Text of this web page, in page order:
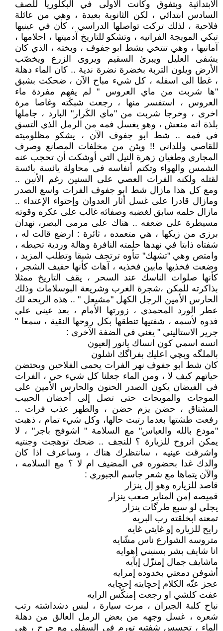
الابتدائية وبتفوق وكانت الأولى في البكلوريا للصف
السادس ابتدائي ، لكن الثانوية بعيدة ، وهي من عائلة
فلاحية ، لذلك تركت تواصلها الدراسي ، كأن في عينيها
تبكي المويجة الفراتيه ، وتشكو للتاريخ آدميتها ، احلامها ،
آمانيها ، وهي تنتخي بشط ابو جفوف ، وبخته ، الذي كان
يشفى العليل ويبرئ السقيم ويروى الزرع ويخصّب
الأرض ويلون التربة بخضرة نضرة ندية .. كان الماء دهلة
، غطا الى اسفله ، كل شيء مباح الآن ، ضحكت بشبق
"ها شربت من ماي العروس " لم يفهم مفردة ماء
العروس ، استفسر منها ، رجعت شبكَته وغاصا مرة
اخرى ، وخرجا شربت من "ماي الكَرار" البارد ، جاملها
بلذة انه منعش ، وهو يغسل فمه من الرمل الذي التسق
في فمه .. شط ابو جفوف الآن ، يشكو مظلوميته
للقاصي وللداني !! ويئن من مخلفات المصانع وصرف
المجاري وطغيان زهرة النيل التي أوشكت أن تحجب عنه
الشمس والهواء وتكتم أنفاسه فى محاولة يائسة بائسة
لقتله ولكنه الفرات العصي على السنين رغم الأنين ..
ومع كل هذا مازال شط ابو جفوف الفرات واسع الصدر
ومازال قادرا على غسل أثار العدوان وإحتواء الإعتداء ..
مازال حلمه سابق لغضبه وصفائه غالب على عكره وقوته
مسيطرة على ضعفه .. هناك على مرمى البصر، نهدان
برزى من زيكها ، هي متعمده ، ثائرة : ارضع قالت له ،
شفتاه ذابتا في نهدها حلمته النافرة وهالة وردية تحيطه ،
وامتص وهي "تشهك" تتأوه ترتجف شبقا وتطلب المزيد ،
وضعت فخذيها مابين فخذيه ، آهات كأنها حفيف الشجر ،
كأنها صلوات الناسك عند السحر ، يقف التاريخ ممثلا
بذاكرته للمكن ،شجرة الغرب وشريعة البوسلامات وذلك
الحارس الأمين الرجل الكهل "مشيعل " .. هذه الريحه لك
عطر الورد المحمدي ، زورتها الأمام ، بعد عيني علي
فدوه لأسمه ، شفتيها تنطقها بكل روحها النقية ، سمعا "
جرير الاستاليني " يغني في الضفة الآخرى :
انسه اسمي كون انساك يانور إلعيون
بالملگه وبچي اعليك بفراگك اشلون
كان شط ابو جفوف نهر الفرات يحمى الفلاحين ويحتضن
حياتهم كيف لا ، ومن الماء جعلنا كل شيء حي ، الفرات
فى الفيضان يكون الصدر الحنون والحارس الأمين على
الموجات والمويجات حتى تصل إلى أحضان الحبيب
المشتاق ، حضن يزم حضن ، والطهر عذب فرات ..
رفعت طشتها بعدما رتبت حالها، وكل شيء تمام ، ذهبت
"مودع بالله والعباس" مع السلامة " اشوفج باجر" ، لا
يمكن انروح للزيارة ؟ للنجف .. ضحك توهجت وجنتيه
واشرقت عينيه ، سانتظرك هناك ، وساعرف اذا كان
والدك غدا بحضوره في المضيف ام لا ؟ مع السلامه ،
والآن يتماها مع شعر جاسم الجبوري :
قاصد للزياره وهو إل ينزار
قميصه إمن المناير صعب ينزار
يجلي لو سبع طرگات ينزار
تمعنه ابخلقته رب البريه
رايح للزياره إو غايتي غايه
متروسه الشوارع ناس مشّايه
انا شايف بشر بسنيني إهوايه
ماشايف جمال إمنزّل إبآيه
أشوفن دمعتي بخدوده إمرايه
عجز عنّه الكلام إحچايته إحچايه
عفت كلشي او رجعت إمنكّس الرايه
نباح كلبة الجيران ، مرت سيارة ، لبس دشداشته رتب
شعره ، غسل وجهه من بعض الرمل العالق من دهلة
الماء ، تحسس شفتيه تورم في السفلى مع جرح ، هي